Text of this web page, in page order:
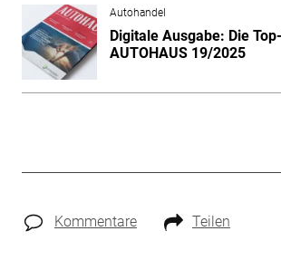
Autohandel
Digitale Ausgabe: Die
AUTOHAUS 19/2025
Kommentare Teilen